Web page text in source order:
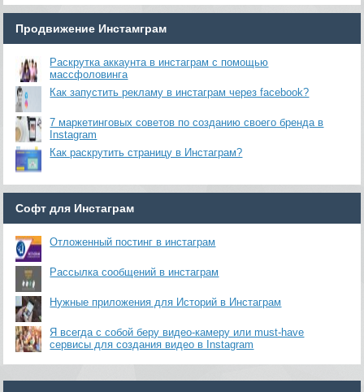
Продвижение Инстамграм
Раскрутка аккаунта в инстаграм с помощью
массфоловинга
Как запустить рекламу в инстаграм через facebook?
7 маркетинговых советов по созданию своего бренда в
Instagram
Как раскрутить страницу в Инстаграм?
Софт для Инстаграм
Отложенный постинг в инстаграм
Рассылка сообщений в инстаграм
Нужные приложения для Историй в Инстаграм
Я всегда с собой беру видео-камеру или must-have
сервисы для создания видео в Instagram